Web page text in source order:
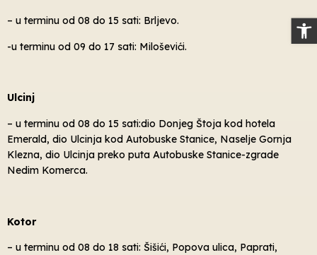
– u terminu od 08 do 15 sati: Brljevo.
-u terminu od 09 do 17 sati: Miloševići.
Ulcinj
– u terminu od 08 do 15 sati:dio Donjeg Štoja kod hotela
Emerald, dio Ulcinja kod Autobuske Stanice, Naselje Gornja
Klezna, dio Ulcinja preko puta Autobuske Stanice-zgrade
Nedim Komerca.
Kotor
– u terminu od 08 do 18 sati: Šišići, Popova ulica, Paprati,